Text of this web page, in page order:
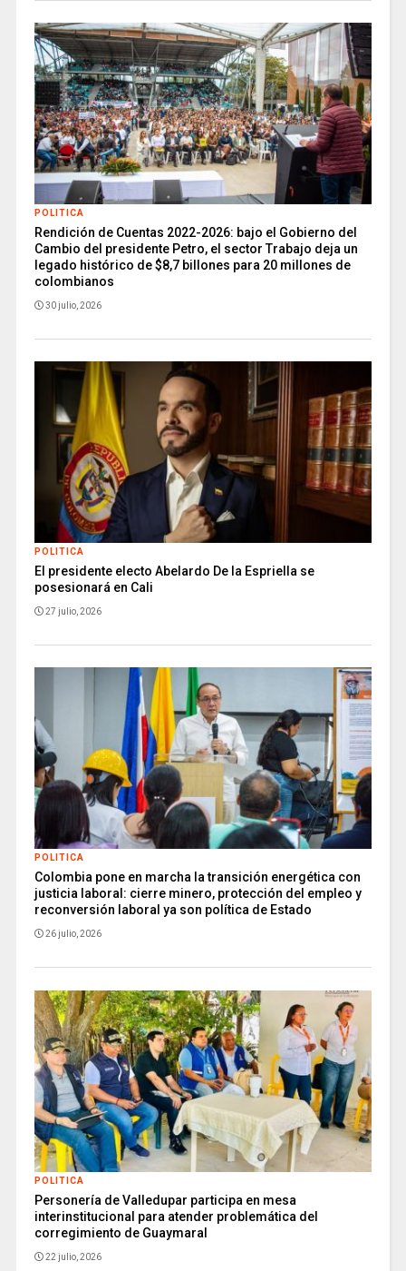
POLITICA
Rendición de Cuentas 2022-2026: bajo el Gobierno del
Cambio del presidente Petro, el sector Trabajo deja un
legado histórico de $8,7 billones para 20 millones de
colombianos
30 julio, 2026
POLITICA
El presidente electo Abelardo De la Espriella se
posesionará en Cali
27 julio, 2026
POLITICA
Colombia pone en marcha la transición energética con
justicia laboral: cierre minero, protección del empleo y
reconversión laboral ya son política de Estado
26 julio, 2026
POLITICA
Personería de Valledupar participa en mesa
interinstitucional para atender problemática del
corregimiento de Guaymaral
22 julio, 2026